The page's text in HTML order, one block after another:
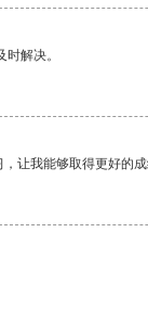
解决。
让我能够取得更好的